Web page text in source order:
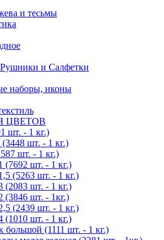
и тесьмы
и Салфетки
наборы, иконы
ЦВЕТОВ
шт. - 1 кг.)
(3448 шт. - 1 кг.)
шт. - 1 кг.)
шт. - 1 кг.)
(5263 шт. - 1 кг.)
шт. - 1 кг.)
шт. - 1кг.)
(2439 шт. - 1 кг.)
шт. - 1 кг.)
большой (1111 шт. - 1 кг.)